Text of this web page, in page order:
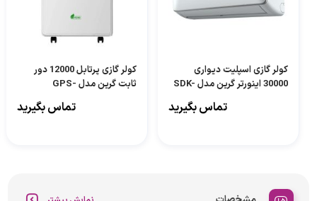
کولر گازی اسپلیت دیواری
30000 اینورتر گرین مدل SDK-
تماس بگیرید
کولر گازی پرتابل 12000 دور
ثابت گرین مدل GPS-
تماس بگیرید